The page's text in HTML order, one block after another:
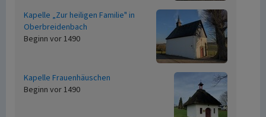
Kapelle „Zur heiligen Familie" in
Oberbreidenbach
Beginn vor 1490
Kapelle Frauenhäuschen
Beginn vor 1490